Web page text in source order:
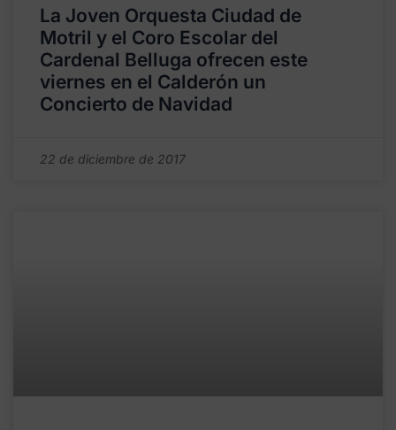
La Joven Orquesta Ciudad de
Motril y el Coro Escolar del
Cardenal Belluga ofrecen este
viernes en el Calderón un
Concierto de Navidad
22 de diciembre de 2017